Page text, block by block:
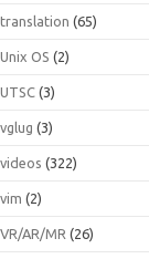
translation (65)
Unix OS (2)
UTSC (3)
vglug (3)
videos (322)
vim (2)
VR/AR/MR (26)